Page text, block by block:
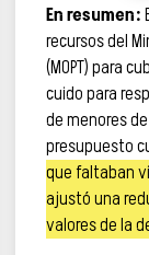
En resumen:
recursos del
(MOPT) para
cuido para
de menores
presupuesto
que faltaban
ajustó una
valores de la